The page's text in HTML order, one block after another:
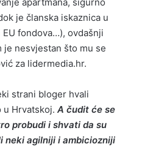
je članska iskaznica u
fondova…), ovdašnji
nesvjestan što mu se
za lidermedia.hr.
strani bloger hvali
u Hrvatskoj. A čudit će se
probudi i shvati da su
neki agilniji i ambiciozniji